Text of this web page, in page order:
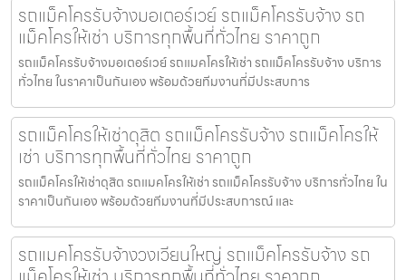
รถแม็คโครรับจ้างมอเตอร์เวย์ รถแม็คโครรับจ้าง รถ
แม็คโครให้เช่า บริการทุกพื้นที่ทั่วไทย ราคาถูก
รถแม็คโครรับจ้างมอเตอร์เวย์ รถแมคโครให้เช่า รถแม็คโครรับจ้าง บริการ
ทั่วไทย ในราคาเป็นกันเอง พร้อมด้วยทีมงานที่มีประสบการ
รถแม็คโครให้เช่าดุสิต รถแม็คโครรับจ้าง รถแม็คโครให้
เช่า บริการทุกพื้นที่ทั่วไทย ราคาถูก
รถแม็คโครให้เช่าดุสิต รถแมคโครให้เช่า รถแม็คโครรับจ้าง บริการทั่วไทย ใน
ราคาเป็นกันเอง พร้อมด้วยทีมงานที่มีประสบการณ์ และ
รถแมคโครรับจ้างวงเวียนใหญ่ รถแม็คโครรับจ้าง รถ